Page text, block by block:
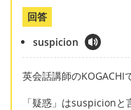
回答
suspicion
英会話講師のKOGACHI
「疑惑」はsuspicionと